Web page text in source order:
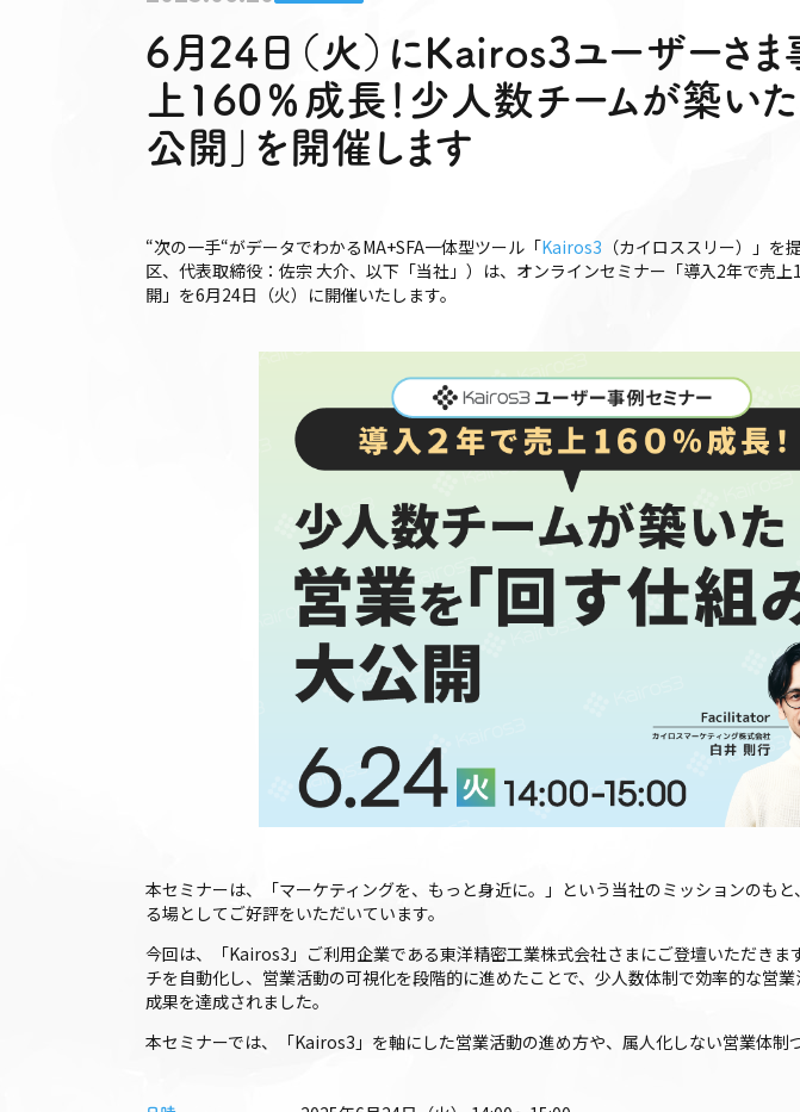
6月24日（火）にKairos3ユーザーさ
上160％成長！少人数チームが築い
公開」を開催します
“次の一手“がデータでわかるMA+SFA一体型ツール「Kairos3 （カイロススリー）」
区、代表取締役：佐宗 大介、以下「当社」）は、オンラインセミナー「導入2年で売
開」を6月24日（火）に開催いたします。
本セミナーは、「マーケティングを、もっと身近に。」という当社のミッションのも
る場としてご好評をいただいています。
今回は、「Kairos3」ご利用企業である東洋精密工業株式会社さまにご登壇いただき
チを自動化し、営業活動の可視化を段階的に進めたことで、少人数体制で効率的な営
成果を達成されました。
本セミナーでは、「Kairos3」を軸にした営業活動の進め方や、属人化しない営業体制